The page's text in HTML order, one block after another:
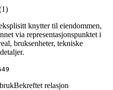
1)
knytter til eiendommen,
via representasjonspunktet i
bruksenheter, tekniske
Bekreftet relasjon